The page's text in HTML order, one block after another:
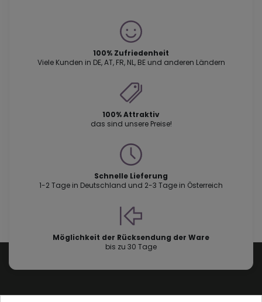
100% Zufriedenheit
Viele Kunden in DE, AT, FR, NL, BE und anderen Ländern
100% Attraktiv
das sind unsere Preise!
Schnelle Lieferung
1-2 Tage in Deutschland und 2-3 Tage in Österreich
Möglichkeit der Rücksendung der Ware
bis zu 30 Tage